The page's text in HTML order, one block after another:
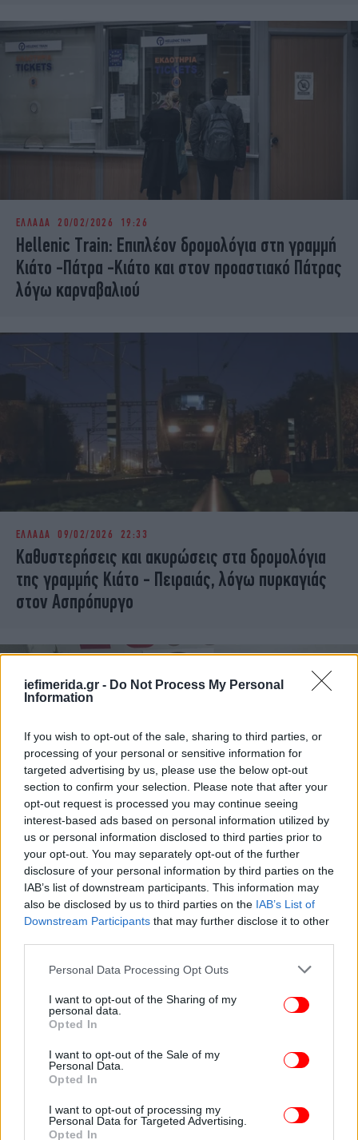
iefimerida.gr - Do Not Process My Personal
Information
If you wish to opt-out of the sale, sharing to third parties, or
processing of your personal or sensitive information for
targeted advertising by us, please use the below opt-out
section to confirm your selection. Please note that after your
opt-out request is processed you may continue seeing
interest-based ads based on personal information utilized by
us or personal information disclosed to third parties prior to
your opt-out. You may separately opt-out of the further
disclosure of your personal information by third parties on the
IAB’s list of downstream participants. This information may
also be disclosed by us to third parties on the IAB’s List of
Downstream Participants that may further disclose it to other
Please note that this website/app uses one or more Google
not limited to your visit or usage behaviour. You may click to
grant or deny consent to Google and its third-party tags to
use your data for below specified purposes in below Google
consent section.
Personal Data Processing Opt Outs
I want to opt-out of the Sharing of my
personal data.
Opted In
I want to opt-out of the Sale of my
Personal Data.
Opted In
I want to opt-out of processing my
Personal Data for Targeted Advertising.
Opted In
ΕΛΛΑΔΑ 20/02/2026 19:26
Hellenic Train: Επιπλέον δρομολόγια στη γραμμή
Κιάτο -Πάτρα -Κιάτο και στον προαστιακό Πάτρας
λόγω καρναβαλιού
ΕΛΛΑΔΑ 09/02/2026 22:33
Καθυστερήσεις και ακυρώσεις στα δρομολόγια
της γραμμής Κιάτο - Πειραιάς, λόγω πυρκαγιάς
στον Ασπρόπυργο
Κιάτο: Εντόπισαν πλήρως εξοπλισμένο
εργαστήριο καλλιέργειας κάνναβης μέσα σε
σπίτι -Κατασχέθηκαν 40 δενδρύλλια